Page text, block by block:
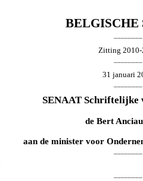
BELGISCHE
Zitting 2010-
31 januari
SENAAT Schriftelijke
de Bert
aan de minister voor